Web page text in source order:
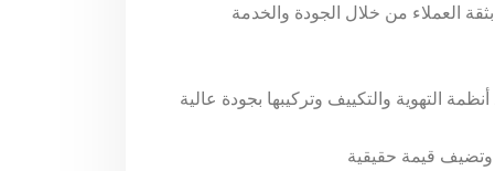
العملاء من خلال الجودة والخدمة
التهوية والتكييف وتركيبها بجودة عالية